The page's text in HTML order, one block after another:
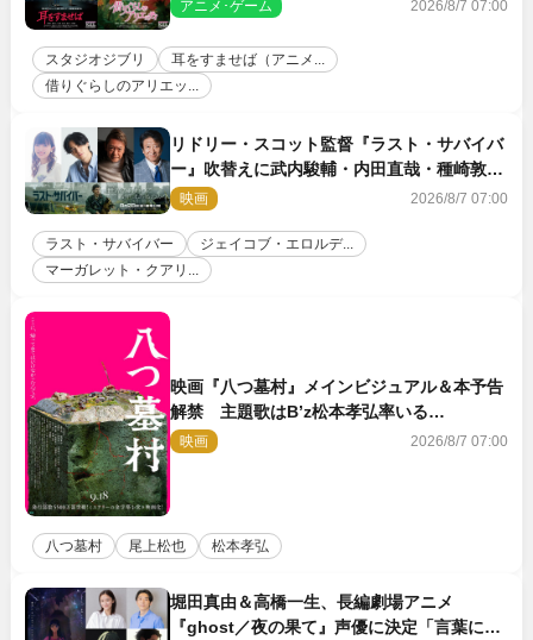
アニメ･ゲーム 2026/8/7 07:00
スタジオジブリ
耳をすませば（アニメ...
借りぐらしのアリエッ...
リドリー・スコット監督『ラスト・サバイバ
ー』吹替えに武内駿輔・内田直哉・種崎敦
美・井上和彦ら豪華声優陣が集結！
映画 2026/8/7 07:00
ラスト・サバイバー
ジェイコブ・エロルデ...
マーガレット・クアリ...
映画『八つ墓村』メインビジュアル＆本予告
解禁 主題歌はB’z松本孝弘率いる
TMG「DOOM」に決定
映画 2026/8/7 07:00
八つ墓村 尾上松也 松本孝弘
堀田真由＆高橋一生、長編劇場アニメ
『ghost／夜の果て』声優に決定「言葉には